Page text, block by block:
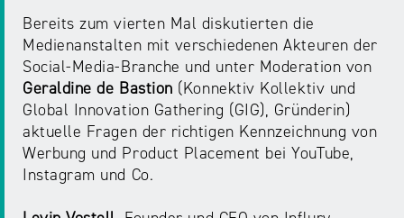
Audio
Desinformation
Medienvielfalt
Medienkarriere
NRW
Medienscouts
Convention
NRWision
FLIMMO
Die
Medienkommission
Kontakt
&
Bereits zum vierten Mal diskutierten die
Medienanstalten mit verschiedenen Akteuren der
Social-Media-Branche und unter Moderation von
Geraldine de Bastion (Konnektiv Kollektiv und
Global Innovation Gathering (GIG), Gründerin)
aktuelle Fragen der richtigen Kennzeichnung von
Werbung und Product Placement bei YouTube,
Instagram und Co.